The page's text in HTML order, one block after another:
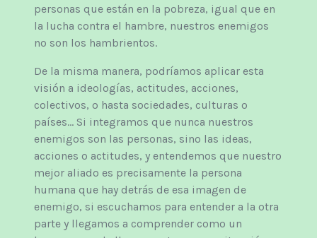
personas que están en la pobreza, igual que en
la lucha contra el hambre, nuestros enemigos
no son los hambrientos.
De la misma manera, podríamos aplicar esta
visión a ideologías, actitudes, acciones,
colectivos, o hasta sociedades, culturas o
países… Si integramos que nunca nuestros
enemigos son las personas, sino las ideas,
acciones o actitudes, y entendemos que nuestro
mejor aliado es precisamente la persona
humana que hay detrás de esa imagen de
enemigo, si escuchamos para entender a la otra
parte y llegamos a comprender como un